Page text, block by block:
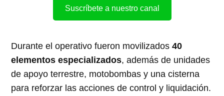
Suscríbete a nuestro canal
Durante el operativo fueron movilizados40
elementos especializados, además de unidades
de apoyo terrestre, motobombas y una cisterna
para reforzar las acciones de control y liquidación.